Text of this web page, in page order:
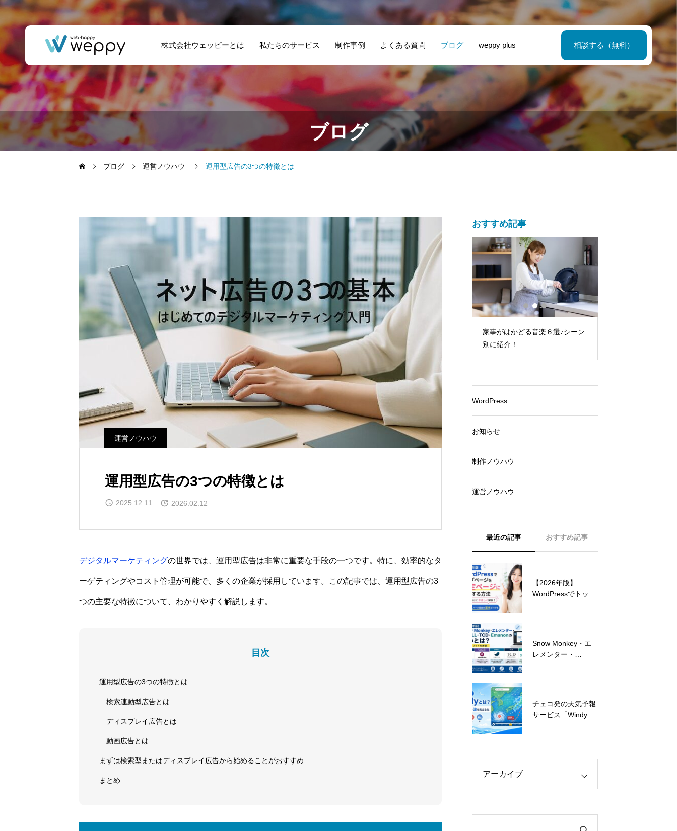
株式会社ウェッピーとは 私たちのサービス 制作事例 よくある質問 ブログ weppy plus 相談する（無料）
アロマサロン – ホ
制作
行政書士事務所 –
ホームページ制作
民間アスタースク
ール – ホームペー
ジ/ロゴ制作
通信設備基地設
会社 – コーポレ
トサイト制作
【2026年版】ノー
トンの初期設定方
法｜VPN・自動更
認ポイント
Simple WP
Membershipで
reCAPTCHAを設
ろう
ネットにおける動
画広告の3つの特徴
とは
Google Search
Consoleで測れ
指標と活用方法
ブログ
ブログ 運営ノウハウ 運用型広告の3つの特徴とは
運営ノウハウ
運用型広告の3つの特徴とは
2025.12.11 2026.02.12
デジタルマーケティングの世界では、運用型広告は非常に重要な手段の一つです。特に、効率的なタ
ーゲティングやコスト管理が可能で、多くの企業が採用しています。この記事では、運用型広告の3
つの主要な特徴について、わかりやすく解説します。
目次
運用型広告の3つの特徴とは
検索連動型広告とは
ディスプレイ広告とは
動画広告とは
まずは検索型またはディスプレイ広告から始めることがおすすめ
まとめ
おすすめ記事
パソコンが壊れた！火災保険で
修理できる？体験談と3つの手順
を解説
家事がはかどる音楽６選♪シーン
別に紹介！
WordPress
お知らせ
制作ノウハウ
運営ノウハウ
最近の記事 おすすめ記事
【2026年版】
WordPressでトップ
Snow Monkey・エ
レメンター・
チェコ発の天気予報
サービス「Windy」
ランサーズ ランキン
グ 2024 受賞のお知
見込み客を獲得する
ためのホームページ
朗報！弊社ウェブサ
イト制作が補助金対